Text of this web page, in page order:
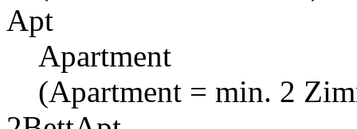
Apt
Apartment
(Apartment = min. 2